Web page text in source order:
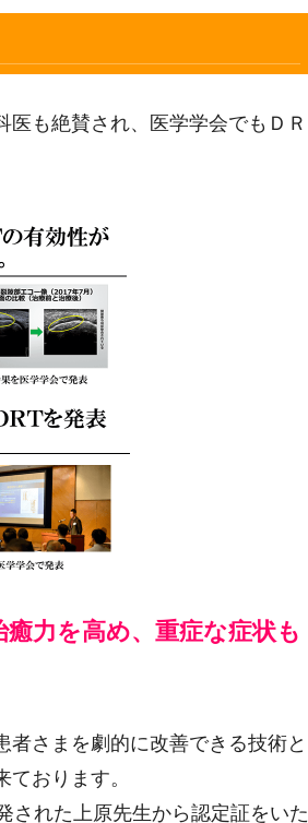
も絶賛され、医学学会でもＤＲ
力を高め、重症な症状も
さまを劇的に改善できる技術と
おります。
された上原先生から認定証をいた